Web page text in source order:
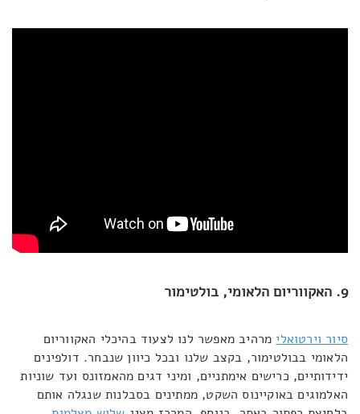
9. האקווריום הלאומי, בולטימור
סיור וירטואלי מרהיב מאפשר לנו לצעוד בהיכלי האקווריום
הלאומי בבולטימור, בקצב שלנו ובכל כיוון שנבחר. דולפינים
ידידותיים, כרישים אימתניים, ומיני דגים מהאמזונס ועד שוניות
האלמוגים באוקיינוס השקט, ממתינים בסבלנות שנגלה אותם